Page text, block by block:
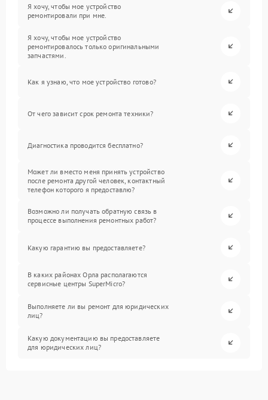
Я хочу, чтобы мое устройство
ремонтировали при мне.
Я хочу, чтобы мое устройство
ремонтировалось только оригинальными
запчастями.
Как я узнаю, что мое устройство готово?
От чего зависит срок ремонта техники?
Диагностика проводится бесплатно?
Может ли вместо меня принять устройство
после ремонта другой человек, контактный
телефон которого я предоставлю?
Возможно ли получать обратную связь в
процессе выполнения ремонтных работ?
Какую гарантию вы предоставляете?
В каких районах Орла располагаются
сервисные центры SuperMicro?
Выполняете ли вы ремонт для юридических
лиц?
Какую документацию вы предоставляете
для юридических лиц?